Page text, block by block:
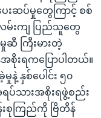
းဆပ်မှုတွေကြာင့် စစ်
မ်းကျ ပြည်သူတွေ
ဆီ ကြီးမားတဲ့
စိုးရကပြောပါတယ်။
နဲ့ နှစ်ပေါင်း ၅၀
ရပ်သားအစိုးရဖွဲ့စည်း
စုကြည်ကို ဗြိတိန်